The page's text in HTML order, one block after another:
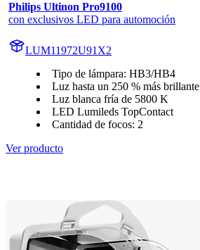
Philips Ultinon Pro9100
con exclusivos LED para automoción
LUM11972U91X2
Tipo de lámpara: HB3/HB4
Luz hasta un 250 % más brillante
Luz blanca fría de 5800 K
LED Lumileds TopContact
Cantidad de focos: 2
Ver producto